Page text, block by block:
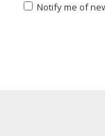
Notify me of